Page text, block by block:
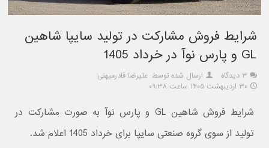
شرایط فروش مشارکت در تولید سایپا شاهین
GL و پارس نوآ در خرداد 1405
۳ دیدگاه
ارسال شده توسط: علیرضا قادرمیهنی
۳۰ اردیبهشت ۱۴۰۵ ساعت ۰۹:۳۸
شرایط فروش شاهین GL و پارس نوآ به صورت مشارکت در
تولید از سوی گروه صنعتی سایپا برای خرداد 1405 اعلام شد.